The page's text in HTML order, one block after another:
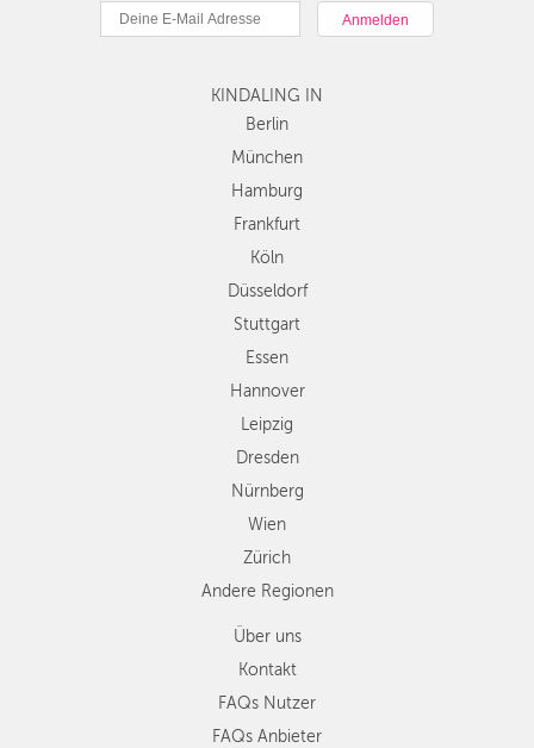
München
Hamburg
Köln
Stuttgart
Nürnberg
Andere
Regionen
KINDALING IN
Berlin
München
Hamburg
Frankfurt
Köln
Düsseldorf
Stuttgart
Essen
Hannover
Leipzig
Dresden
Nürnberg
Wien
Zürich
Andere Regionen
Über uns
Kontakt
FAQs Nutzer
FAQs Anbieter